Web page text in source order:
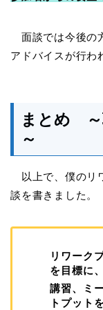
面談では今後の
アドバイスが行わ
まとめ ～
～
以上で、僕のリ
談を書きました。
リワーク
を目標に
講習、ミ
トプット